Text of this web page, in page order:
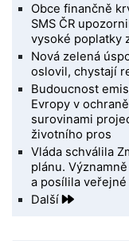
Obce finančně
SMS ČR
vysoké poplatky
Nová zelená
oslovil, chystají
Budoucnost
Evropy v
surovinami
životního pros
Vláda schválila
plánu.
a posílila veřejné
Další